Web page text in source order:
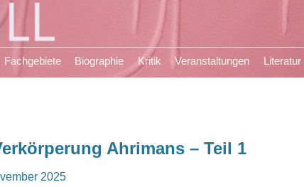
Fachgebiete Biographie Kritik Veranstaltungen Literatur
Ahrimans – Teil 1
2025